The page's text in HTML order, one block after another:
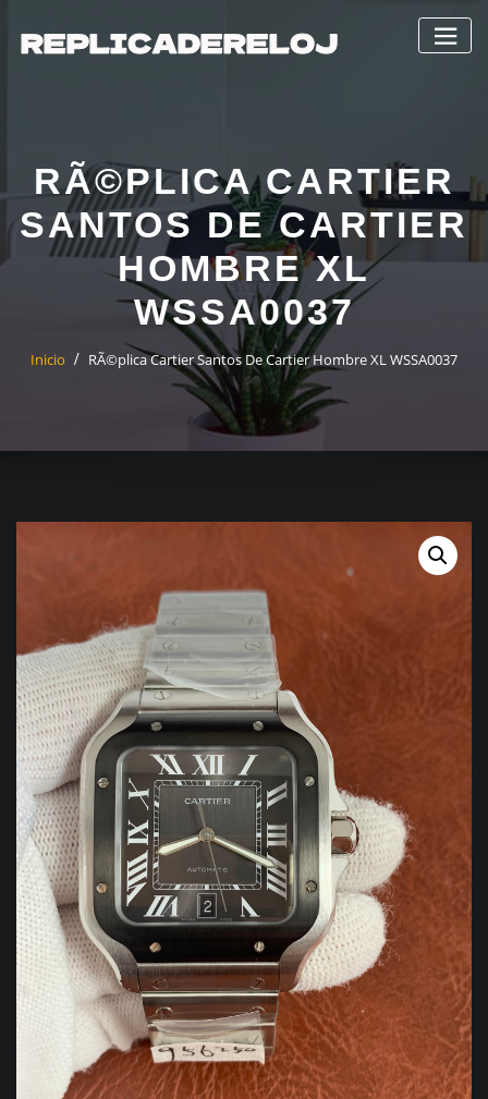
contenido
RÃ©PLICA CARTIER
SANTOS DE CARTIER
HOMBRE XL
WSSA0037
Inicio RÃ©plica Cartier Santos De Cartier Hombre XL WSSA0037